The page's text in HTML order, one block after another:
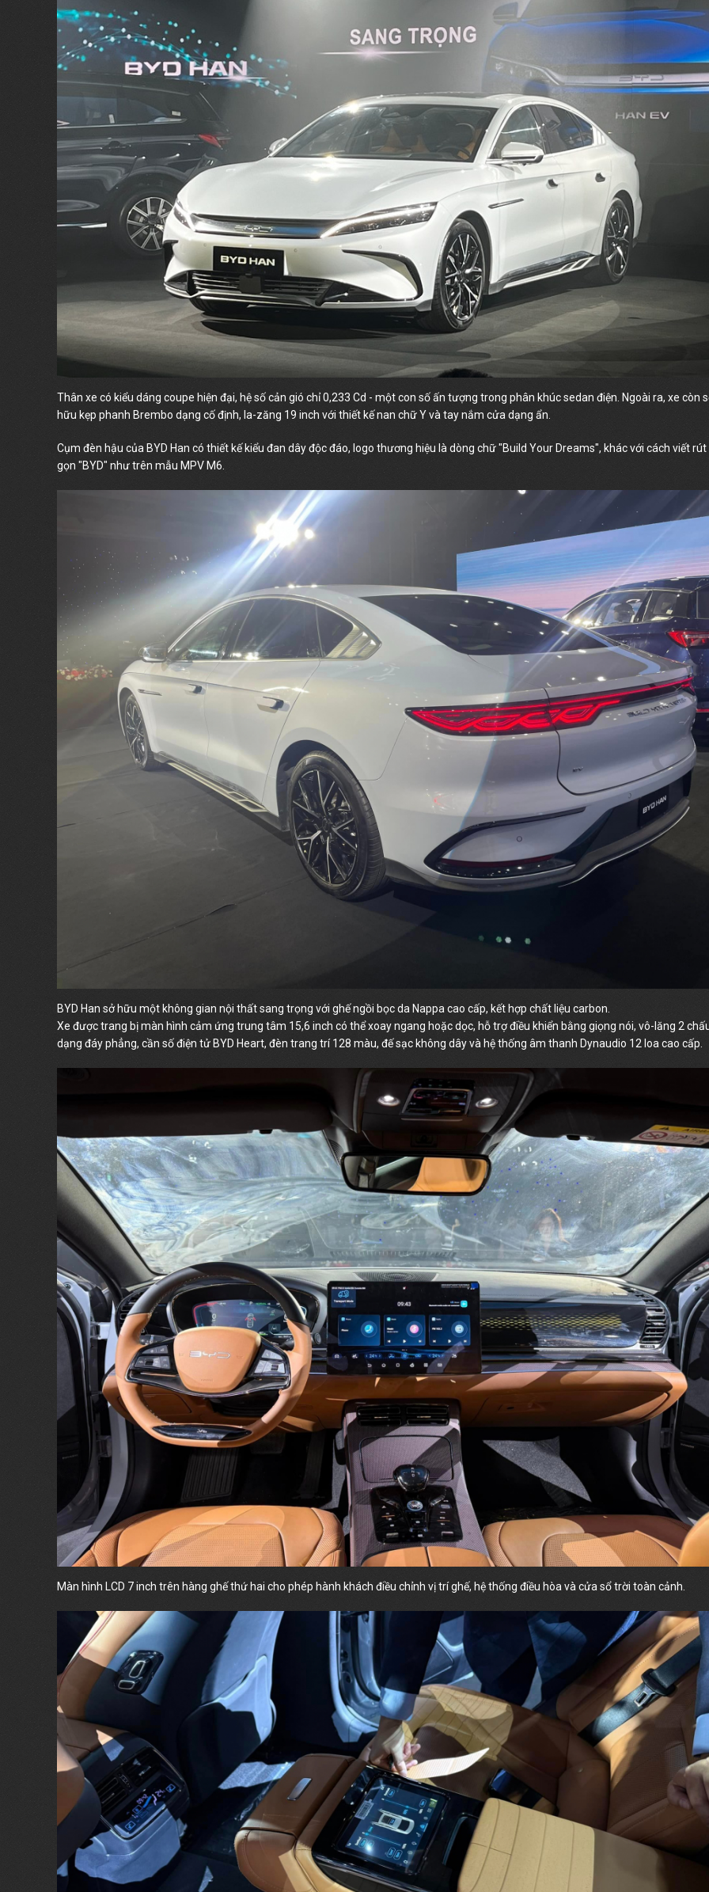
Thân xe có kiểu dáng coupe hiện đại, hệ số cản gió chỉ 0,233 Cd - một con số ấn tượng trong phân khúc sedan điện. Ngoài ra, xe còn
hữu kẹp phanh Brembo dạng cố định, la-zăng 19 inch với thiết kế nan chữ Y và tay nắm cửa dạng ẩn.
Cụm đèn hậu của BYD Han có thiết kế kiểu đan dây độc đáo, logo thương hiệu là dòng chữ "Build Your Dreams", khác với cách viết rút
gọn "BYD" như trên mẫu MPV M6.
BYD Han sở hữu một không gian nội thất sang trọng với ghế ngồi bọc da Nappa cao cấp, kết hợp chất liệu carbon.
Xe được trang bị màn hình cảm ứng trung tâm 15,6 inch có thể xoay ngang hoặc dọc, hỗ trợ điều khiển bằng giọng nói, vô-lăng 2
dạng đáy phẳng, cần số điện tử BYD Heart, đèn trang trí 128 màu, đế sạc không dây và hệ thống âm thanh Dynaudio 12 loa cao cấp.
Màn hình LCD 7 inch trên hàng ghế thứ hai cho phép hành khách điều chỉnh vị trí ghế, hệ thống điều hòa và cửa sổ trời toàn cảnh.